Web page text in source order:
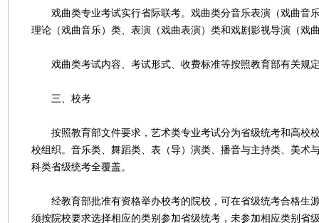
戏曲类专业考试实行省际联考。戏曲类分音乐表演（戏曲音
理论（戏曲音乐）类、表演（戏曲表演）类和戏剧影视导演（戏
戏曲类考试内容、考试形式、收费标准等按照教育部有关规
三、校考
按照教育部文件要求，艺术类专业考试分为省级统考和高校
校组织。音乐类、舞蹈类、表（导）演类、播音与主持类、美术
科类省级统考全覆盖。
经教育部批准有资格举办校考的院校，可在省级统考合格生
须按院校要求选择相应的类别参加省级统考，未参加相应类别省